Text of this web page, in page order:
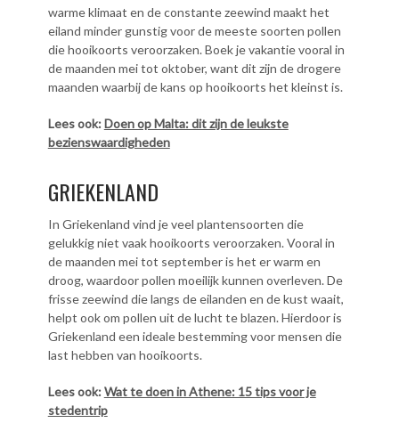
warme klimaat en de constante zeewind maakt het
eiland minder gunstig voor de meeste soorten pollen
die hooikoorts veroorzaken. Boek je vakantie vooral in
de maanden mei tot oktober, want dit zijn de drogere
maanden waarbij de kans op hooikoorts het kleinst is.
Lees ook:Doen op Malta: dit zijn de leukste
bezienswaardigheden
GRIEKENLAND
In Griekenland vind je veel plantensoorten die
gelukkig niet vaak hooikoorts veroorzaken. Vooral in
de maanden mei tot september is het er warm en
droog, waardoor pollen moeilijk kunnen overleven. De
frisse zeewind die langs de eilanden en de kust waait,
helpt ook om pollen uit de lucht te blazen. Hierdoor is
Griekenland een ideale bestemming voor mensen die
last hebben van hooikoorts.
Lees ook:Wat te doen in Athene: 15 tips voor je
stedentrip